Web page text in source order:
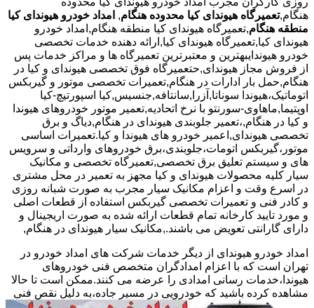
هنگام,تعمیرگاه هیوندای کیا محدوده هنگام, امداد خودرو هیوندای کیا
منطقه هنگام,تعمیرگاه هیوندای کیا منطقه هنگام,امداد خودرو
هیوندای کیا,تعمیرگاه هیوندای کیا,ارائه دهنده خدمات تخصصی
خودرو هیوندایبهترین و معتبرترین تعمیرگاه ها و مراکز خدمات پس
از فروش مجاز هیوندای,حتعمیرگاه فوق تخصصی هیوندای و کیا در
هنگام,حمل بار ادارات در هنگام,تعمیرات تخصصی موتور و گیربکس
اتوماتیک،هیوندا سوناتا,آزرا,سانتافه,جنسیس,کیا اسپورتیچ-کیا
اوپتیما‌,ماهاوی-سورنتو با نرخ اتحادیه,تعمیر موتور خودروهای هیوندا
و کیا در هنگام,،تعمیر جلوبندی هیوندای در هنگام,دیاگ و برق
تخصصی هیوندای,اعمیر خودرو های هیوندا و کیا.تعمیرات اساسی
موتور،گیربکس اتومات،جلوبندی،برق خودروهای وارداتی و سرویس
های و سیستم تعلیق برق تخصصی,تعمیرگاه تخصصی و مکانیک
سیار کلیه محصولات هیوندای و کیا مجهز به تعمیر در محل مشتری
در اسرع وقت و اعزام مکانیک سیار مجرب به صورت شبانه روزی
و کادر فنی و تعمیرات تخصصی گیربکس استفاده از قطعات اصلی
و مورد تایید کارخانه تمام قطعات ارائه شده به صورت اریجینال و
دارای گارانتی تعویض می باشند.,مکانیک سیار هیوندای در هنگام,
امداد خودرو هیوندای از دیگر خدمات شرکت های امداد خودرو در
تهران است که با اعزام امدادگران متخصص فنی خودروهای
هیوندا،خدمات رسانی امدادی را عرضه می کنند.ممکن است تا حالا
مشاهده کرده باشید که خودرویی در مسیر جاده،به دلیل نقص فنی